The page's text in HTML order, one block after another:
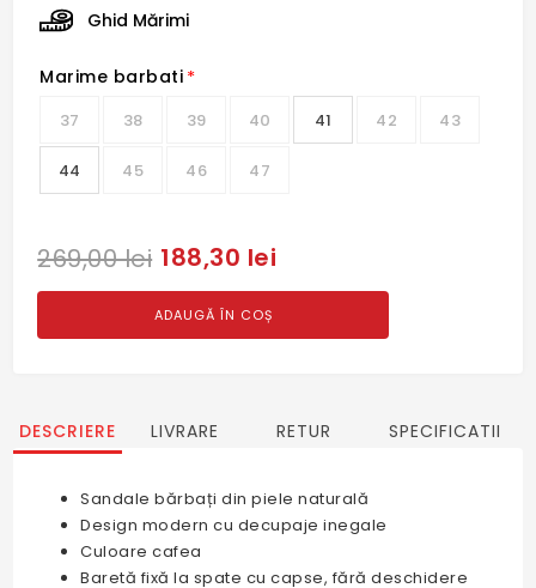
Ghid Mărimi
Marime barbati *
37 38 39 40 41 42 43
44 45 46 47
269,00 lei 188,30 lei
ADAUGĂ ÎN COȘ
DESCRIERE LIVRARE RETUR SPECIFICATII
Sandale bărbați din piele naturală
Design modern cu decupaje inegale
Culoare cafea
Baretă fixă la spate cu capse, fără deschidere